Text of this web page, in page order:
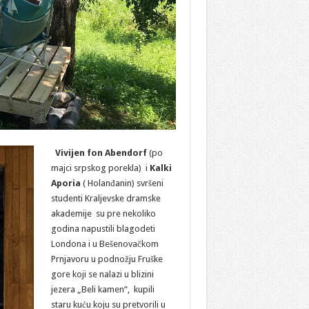
Vivijen fon Abendorf(po
majci srpskog porekla) i Kalki
Aporia ( Holanđanin) svršeni
studenti Kraljevske dramske
akademije su pre nekoliko
godina napustili blagodeti
Londona i u Bešenovačkom
Prnjavoru u podnožju Fruške
gore koji se nalazi u blizini
jezera „Beli kamen“, kupili
staru kuću koju su pretvorili u